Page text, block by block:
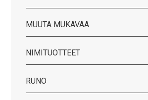
MUUTA MUKAVAA
NIMITUOTTEET
RUNO